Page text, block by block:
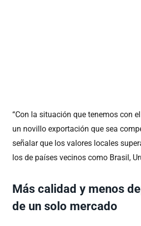
“Con la situación que tenemos con el
un novillo exportación que sea
señalar que los valores locales
los de países vecinos como Brasil,
Más calidad y menos
de un solo mercado